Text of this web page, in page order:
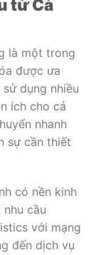
từ Cà
là một trong
được ưa
dụng nhiều
ích cho cả
nhanh
sự cần thiết
có nền kinh
cầu
với mạng
đến dịch vụ